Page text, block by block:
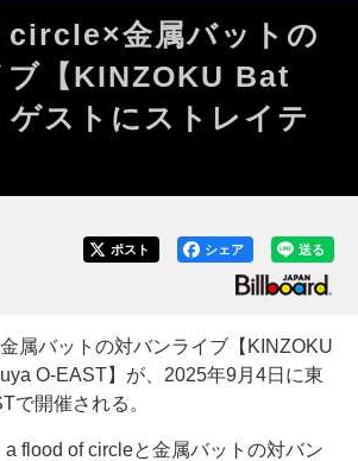
金属バットの
ブ【KINZOKU Bat
ゲストにストレイテ
送る
シェア
ポスト
属バットの対バンライブ【KINZOKU
O-EAST】が、2025年9月4日に東
で開催される。
flood of circleと金属バットの対バン